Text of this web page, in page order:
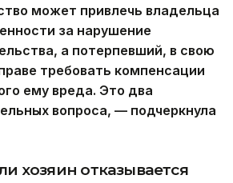
может привлечь владельца
за нарушение
а потерпевший, в свою
требовать компенсации
ему вреда. Это два
вопроса, — подчеркнула
хозяин отказывается